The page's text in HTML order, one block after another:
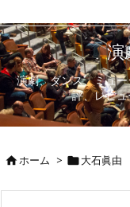
演
演劇、ダンス、ミュ
評、レビ
ホーム > 大石眞由